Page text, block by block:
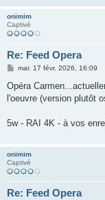
onimim
Captivé
Re: Feed Opera
M
s
s
a
mar. 17 févr. 2026, 16:09
Opéra
l'oeuvre (version plutôt
5w - RAI 4K - à vos
onimim
Captivé
Re: Feed Opera